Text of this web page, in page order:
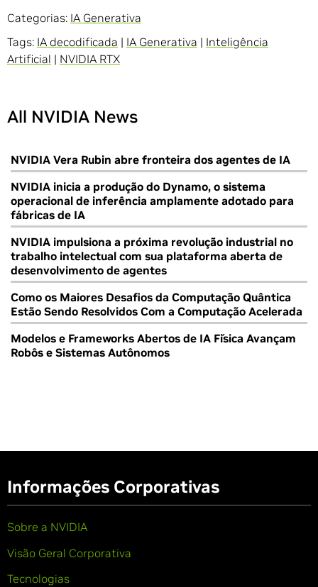
Categorias: IA Generativa
Tags: IA decodificada | IA Generativa | Inteligência
Artificial | NVIDIA RTX
All NVIDIA News
NVIDIA Vera Rubin abre fronteira dos agentes de IA
NVIDIA inicia a produção do Dynamo, o sistema
operacional de inferência amplamente adotado para
fábricas de IA
NVIDIA impulsiona a próxima revolução industrial no
trabalho intelectual com sua plataforma aberta de
desenvolvimento de agentes
Como os Maiores Desafios da Computação Quântica
Estão Sendo Resolvidos Com a Computação Acelerada
Modelos e Frameworks Abertos de IA Física Avançam
Robôs e Sistemas Autônomos
Informações Corporativas
Sobre a NVIDIA
Visão Geral Corporativa
Tecnologias